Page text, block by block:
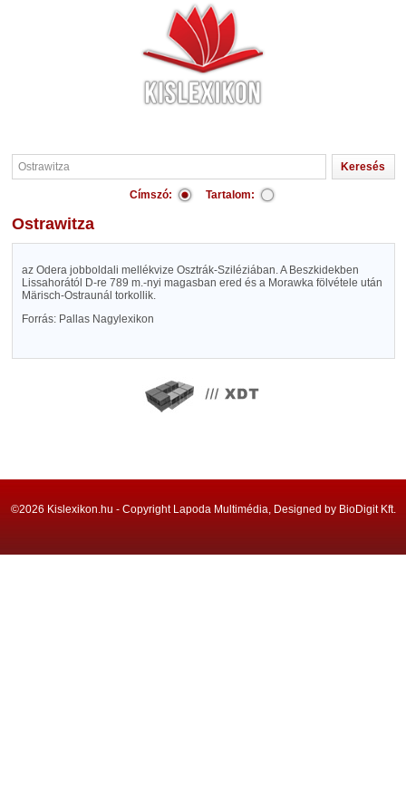
Címszó: Tartalom:
Ostrawitza
az Odera jobboldali mellékvize Osztrák-Sziléziában. A Beszkidekben
Lissahorától D-re 789 m.-nyi magasban ered és a Morawka fölvétele után
Märisch-Ostraunál torkollik.
Forrás: Pallas Nagylexikon
©2026 Kislexikon.hu - Copyright Lapoda Multimédia, Designed by BioDigit Kft.